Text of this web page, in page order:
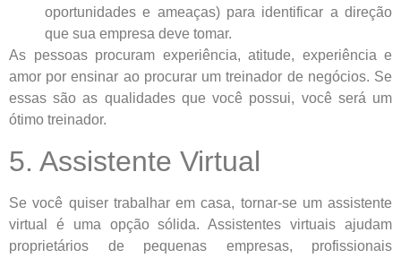
oportunidades e ameaças) para identificar a direção
que sua empresa deve tomar.
As pessoas procuram experiência, atitude, experiência e
amor por ensinar ao procurar um treinador de negócios. Se
essas são as qualidades que você possui, você será um
ótimo treinador.
5. Assistente Virtual
Se você quiser trabalhar em casa, tornar-se um assistente
virtual é uma opção sólida. Assistentes virtuais ajudam
proprietários de pequenas empresas, profissionais